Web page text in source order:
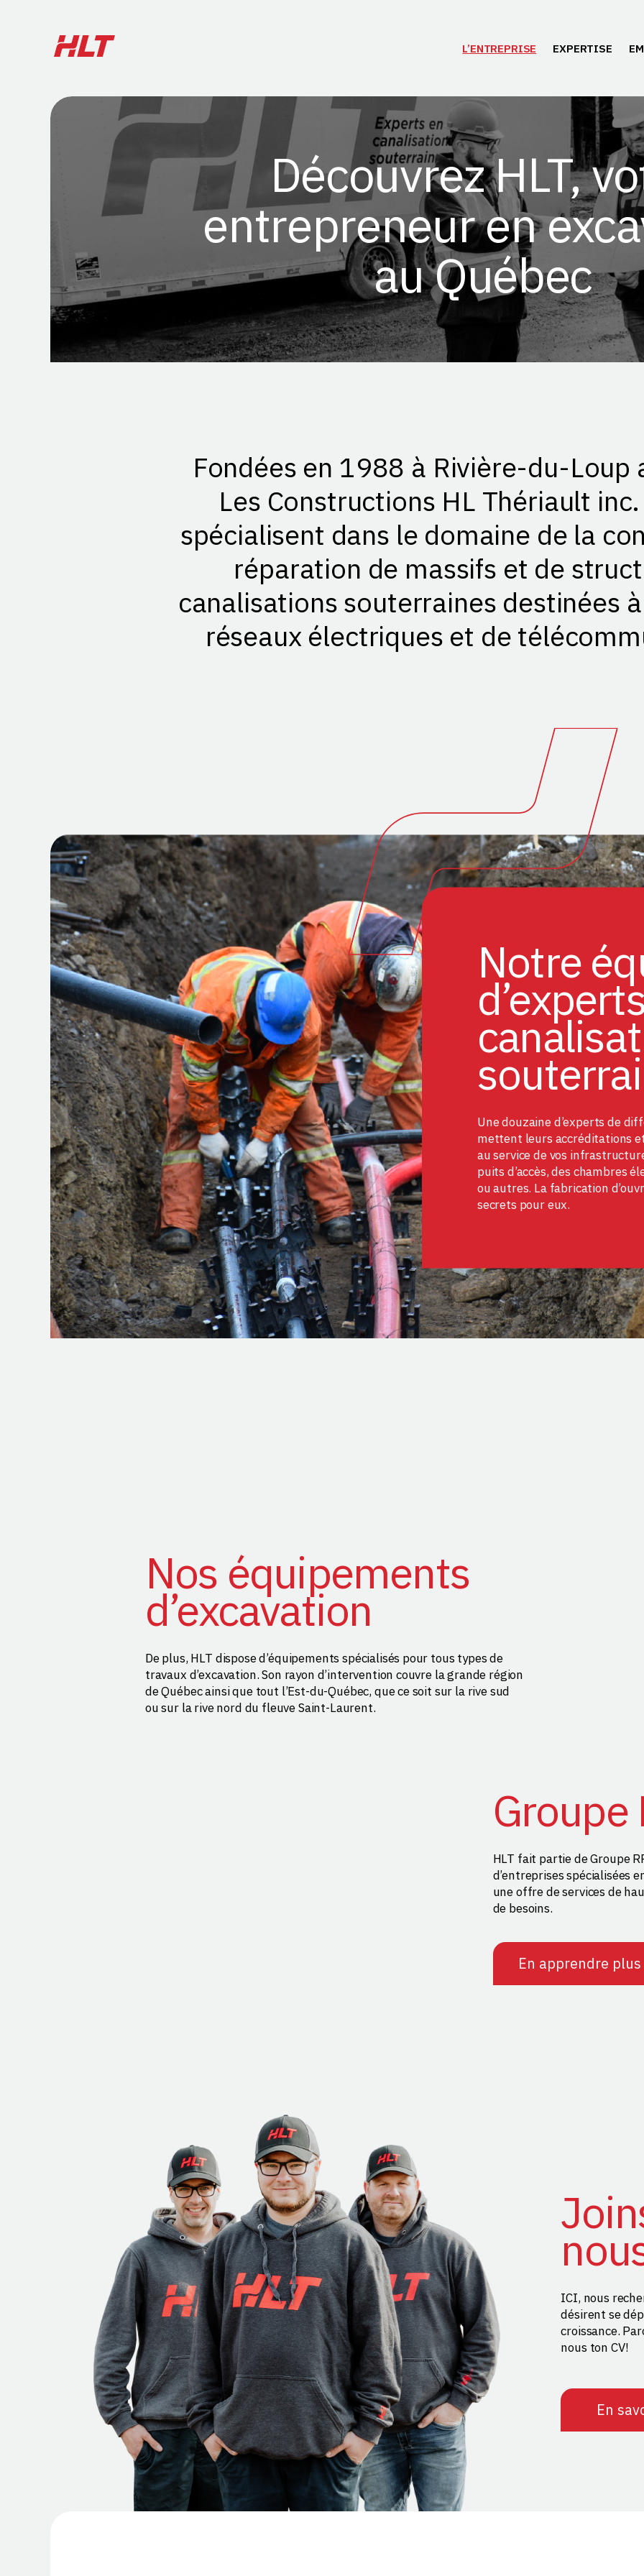
L’ENTREPRISE EXPERTISE
Découvrez HLT,
entrepreneur en
au Québec
Fondées en 1988 à Rivière-du-Loup
Les Constructions HL Thériault
spécialisent dans le domaine de la
réparation de massifs et de
canalisations souterraines destinées
réseaux électriques et de
Notre
Une douzaine d’experts de
mettent leurs accréditations
au service de vos
puits d’accès, des chambres
ou autres. La fabrication
secrets pour eux.
Nos équipements
d’excavation
De plus, HLT dispose d’équipements spécialisés pour tous types de
travaux d’excavation. Son rayon d’intervention couvre la grande région
de Québec ainsi que tout l’Est-du-Québec, que ce soit sur la rive sud
ou sur la rive nord du fleuve Saint-Laurent.
Groupe
HLT fait partie de Groupe
d’entreprises spécialisées
une offre de services de
de besoins.
En apprendre
ICI, nous
désirent se
croissance.
nous ton CV!
En